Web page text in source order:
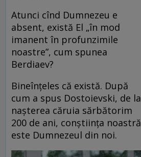
Atunci cînd Dumnezeu e
absent, există El „în mod
imanent în profunzimile
noastre”, cum spunea
Berdiaev?
Bineînțeles că există. După
cum a spus Dostoievski, de la
nașterea căruia sărbătorim
200 de ani, conștiința noastră
este Dumnezeul din noi.